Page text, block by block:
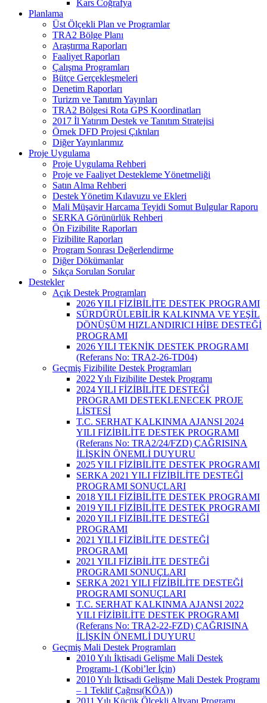
Kars Coğrafya
Planlama
Üst Ölçekli Plan ve Programlar
TRA2 Bölge Planı
Araştırma Raporları
Faaliyet Raporları
Çalışma Programları
Bütçe Gerçekleşmeleri
Denetim Raporları
Turizm ve Tanıtım Yayınları
TRA2 Bölgesi Rota GPS Koordinatları
2017 İl Yatırım Destek ve Tanıtım Stratejisi
Örnek DFD Projesi Çıktıları
Diğer Yayınlarımız
Proje Uygulama
Proje Uygulama Rehberi
Proje ve Faaliyet Destekleme Yönetmeliği
Satın Alma Rehberi
Destek Yönetim Kılavuzu ve Ekleri
Mali Müşavir Harcama Teyidi Somut Bulgular Raporu
SERKA Görünürlük Rehberi
Ön Fizibilite Raporları
Fizibilite Raporları
Program Sonrası Değerlendirme
Diğer Dökümanlar
Sıkça Sorulan Sorular
Destekler
Açık Destek Programları
2026 YILI FİZİBİLİTE DESTEK PROGRAMI
SÜRDÜRÜLEBİLİR KALKINMA VE YEŞİL
DÖNÜŞÜM HIZLANDIRICI HİBE DESTEĞİ
PROGRAMI
2026 YILI TEKNİK DESTEK PROGRAMI
(Referans No: TRA2-26-TD04)
Geçmiş Fizibilite Destek Programları
2022 Yılı Fizibilite Destek Programı
2024 YILI FİZİBİLİTE DESTEĞİ
PROGRAMI DESTEKLENECEK PROJE
LİSTESİ
T.C. SERHAT KALKINMA AJANSI 2024
YILI FİZİBİLİTE DESTEK PROGRAMI
(Referans No: TRA2/24/FZD) ÇAĞRISINA
İLİŞKİN ÖNEMLİ DUYURU
2025 YILI FİZİBİLİTE DESTEK PROGRAMI
SERKA 2021 YILI FİZİBİLİTE DESTEĞİ
PROGRAMI SONUÇLARI
2018 YILI FİZİBİLİTE DESTEK PROGRAMI
2019 YILI FİZİBİLİTE DESTEK PROGRAMI
2020 YILI FİZİBİLİTE DESTEĞİ
PROGRAMI
2021 YILI FİZİBİLİTE DESTEĞİ
PROGRAMI
2021 YILI FİZİBİLİTE DESTEĞİ
PROGRAMI SONUÇLARI
SERKA 2021 YILI FİZİBİLİTE DESTEĞİ
PROGRAMI SONUÇLARI
T.C. SERHAT KALKINMA AJANSI 2022
YILI FİZİBİLİTE DESTEK PROGRAMI
(Referans No: TRA2-22-FZD) ÇAĞRISINA
İLİŞKİN ÖNEMLİ DUYURU
Geçmiş Mali Destek Programları
2010 Yılı İktisadi Gelişme Mali Destek
Programı-1 (Kobi’ler İçin)
2010 Yılı İktisadi Gelişme Mali Destek Programı
– 1 Teklif Çağrısı(KÖA))
2011 Yılı Küçük Ölçekli Altyapı Programı